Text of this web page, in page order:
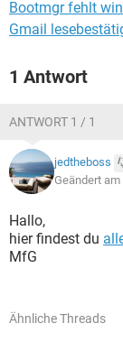
Bootmgr fehlt
Gmail
1 Antwort
ANTWORT 1 / 1
jedtheboss
Geändert
Hallo,
hier findest du
MfG
Ähnliche Threads